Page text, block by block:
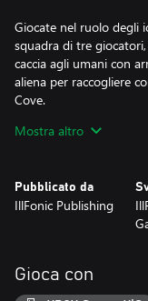
Giocate nel ruolo degli
squadra di tre
caccia agli umani con
aliena per raccogliere
Cove.
Combattete come una
sopravvivere
Mostra altro
Pubblicato da
IllFonic Publishing
Gioca con